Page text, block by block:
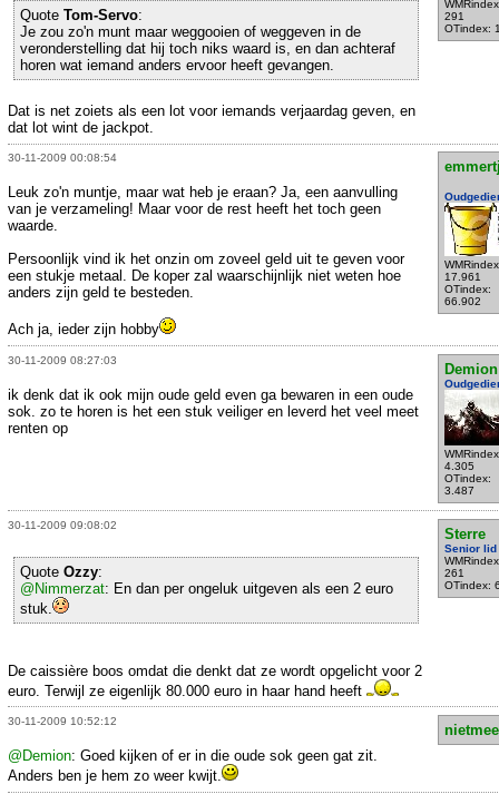
291
OTindex:
Quote Tom-Servo:
Je zou zo'n munt maar weggooien of weggeven in de
veronderstelling dat hij toch niks waard is, en dan achteraf
horen wat iemand anders ervoor heeft gevangen.
Dat is net zoiets als een lot voor iemands verjaardag geven, en
dat lot wint de jackpot.
30-11-2009 00:08:54
17.961
OTindex:
66.902
Leuk zo'n muntje, maar wat heb je eraan? Ja, een aanvulling
van je verzameling! Maar voor de rest heeft het toch geen
waarde.
Persoonlijk vind ik het onzin om zoveel geld uit te geven voor
een stukje metaal. De koper zal waarschijnlijk niet weten hoe
anders zijn geld te besteden.
Ach ja, ieder zijn hobby
30-11-2009 08:27:03
Demion
4.305
OTindex:
3.487
ik denk dat ik ook mijn oude geld even ga bewaren in een oude
sok. zo te horen is het een stuk veiliger en leverd het veel meet
renten op
30-11-2009 09:08:02
Sterre
Senior lid
261
OTindex:
Quote Ozzy:
@Nimmerzat: En dan per ongeluk uitgeven als een 2 euro
stuk.
De caissière boos omdat die denkt dat ze wordt opgelicht voor 2
euro. Terwijl ze eigenlijk 80.000 euro in haar hand heeft
30-11-2009 10:52:12
@Demion: Goed kijken of er in die oude sok geen gat zit.
Anders ben je hem zo weer kwijt.